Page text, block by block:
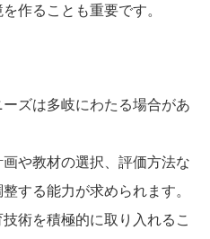
作ることも重要です。
ズは多岐にわたる場合があ
や教材の選択、評価方法な
する能力が求められます。
術を積極的に取り入れるこ